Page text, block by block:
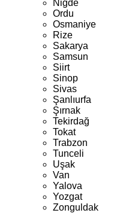
Niğde
Ordu
Osmaniye
Rize
Sakarya
Samsun
Siirt
Sinop
Sivas
Şanlıurfa
Şırnak
Tekirdağ
Tokat
Trabzon
Tunceli
Uşak
Van
Yalova
Yozgat
Zonguldak